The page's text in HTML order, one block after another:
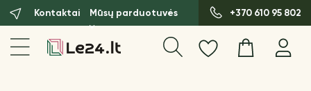
Kontaktai Mūsų parduotuvės +370 610 95 802